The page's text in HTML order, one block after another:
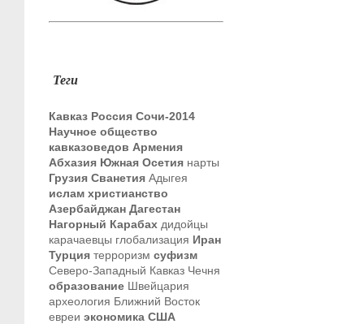
Теги
Кавказ Россия Сочи-2014
Научное общество
кавказоведов Армения
Абхазия Южная Осетия нарты
Грузия Сванетия Адыгея
ислам христианство
Азербайджан Дагестан
Нагорный Карабах дидойцы
карачаевцы глобализация Иран
Турция терроризм суфизм
Северо-Западный Кавказ Чечня
образование Швейцария
археология Ближний Восток
евреи экономика США